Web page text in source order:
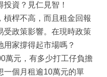
資？見仁見智！
槓桿不高，而且租金回報
受政策影響。在現時政策
家撐得起市場嗎？
萬元，有多少打工仔負擔
一個月租逾10萬元的單